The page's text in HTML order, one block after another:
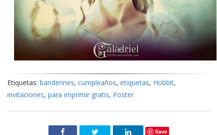
Etiquetas: banderines, cumpleaños, etiquetas, Hobbit,
invitaciones, para imprimir gratis, Poster
Save